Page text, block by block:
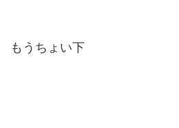
もうちょい下